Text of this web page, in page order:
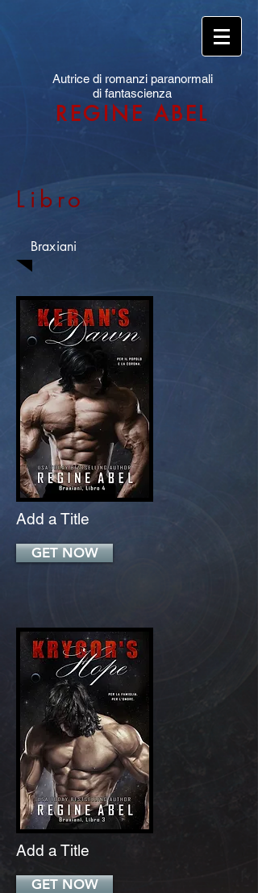
Autrice di romanzi paranormali
di fantascienza
REGINE ABEL
Libro
Braxiani
Add a Title
GET NOW
Add a Title
GET NOW